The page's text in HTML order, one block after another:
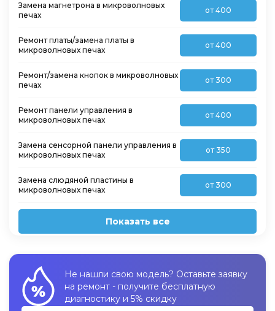
Замена магнетрона в микроволновых
печах
от 400
Ремонт платы/замена платы в
микроволновых печах
от 400
Ремонт/замена кнопок в микроволновых
печах
от 300
Ремонт панели управления в
микроволновых печах
от 400
Замена сенсорной панели управления в
микроволновых печах
от 350
Замена слюдяной пластины в
микроволновых печах
от 300
Показать все
Не нашли свою модель? Оставьте заявку
на ремонт - получите бесплатную
диагностику и 5% скидку